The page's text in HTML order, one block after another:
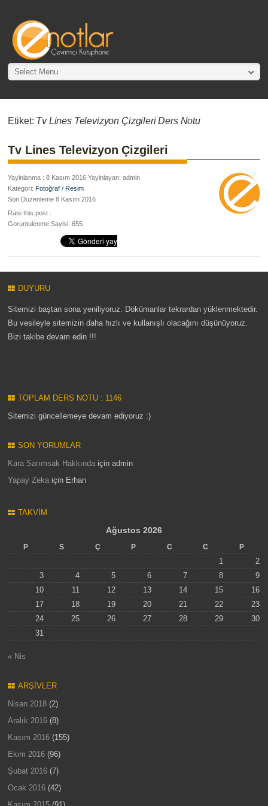
Select Menu
Etiket: Tv Lines Televizyon Çizgileri Ders Notu
Tv Lines Televizyon Çizgileri
Yayinlanma : 8 Kasım 2016 Yayinlayan: admin
Kategori: Fotoğraf / Resim
Son Duzenleme 8 Kasım 2016
Rate this post :
Goruntulenme Sayisi: 655
DUYURU
Sitemizi baştan sona yeniliyoruz. Dökümanlar tekrardan yüklenmektedir.
Bu vesileyle sitemizin daha hızlı ve kullanışlı olacağını düşünüyoruz.
Bizi takibe devam edin !!!
TOPLAM DERS NOTU : 1146
Sitemizi güncellemeye devam ediyoruz :)
SON YORUMLAR
Kara Sarımsak Hakkında içinadmin
Yapay Zeka için Erhan
TAKVIM
Ağustos 2026
P S Ç P C C P
1
2
3
4 5 6 7 8
9
10
11 12 13 14 15
16
17
18 19 20 21 22
23
24
25 26 27 28 29
30
31
« Nis
ARŞIVLER
Nisan 2018 (2)
Aralık 2016 (8)
Kasım 2016 (155)
Ekim 2016 (96)
Şubat 2016 (7)
Ocak 2016 (42)